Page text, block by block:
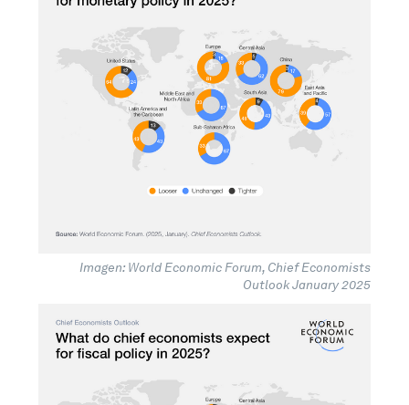
Imagen: World Economic Forum, Chief Economists
Outlook January 2025